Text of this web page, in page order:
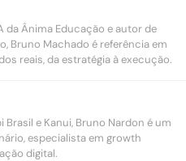
da Ânima Educação e autor de
Bruno Machado é referência em
reais, da estratégia à execução.
Brasil e Kanui, Bruno Nardon é um
especialista em growth
digital.